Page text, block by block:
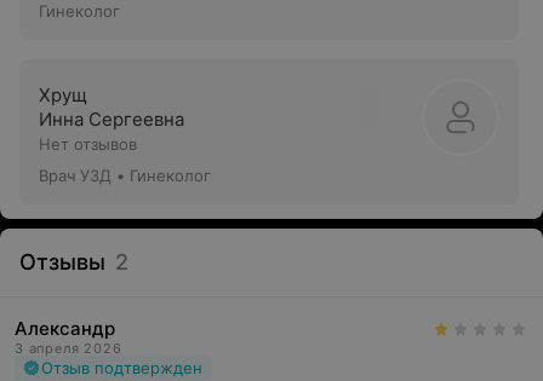
Гинеколог
Хрущ
Инна Сергеевна
Нет отзывов
Врач УЗД • Гинеколог
Отзывы 2
Александр
3 апреля 2026
Отзыв подтвержден